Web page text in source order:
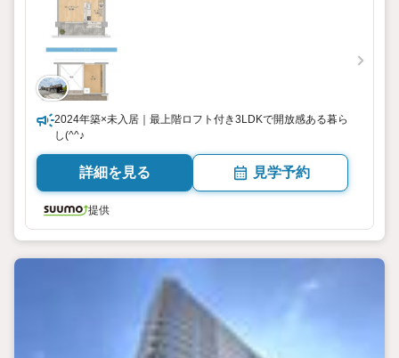
2024年築×未入居｜最上階ロフト付き3LDKで開放感ある暮ら
し(^^♪
詳細を見る 見学予約
提供